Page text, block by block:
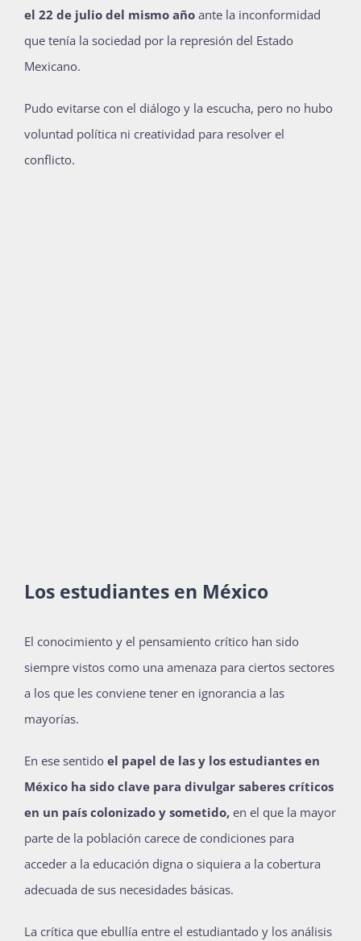
Bienvenida generación 2027-1
el 22 de julio del mismo año ante la inconformidad
que tenía la sociedad por la represión del Estado
Mexicano.
Pudo evitarse con el diálogo y la escucha, pero no hubo
voluntad política ni creatividad para resolver el
conflicto.
Los estudiantes en México
El conocimiento y el pensamiento crítico han sido
siempre vistos como una amenaza para ciertos sectores
a los que les conviene tener en ignorancia a las
mayorías.
En ese sentido el papel de las y los estudiantes en
México ha sido clave para divulgar saberes críticos
en un país colonizado y sometido, en el que la mayor
parte de la población carece de condiciones para
acceder a la educación digna o siquiera a la cobertura
adecuada de sus necesidades básicas.
La crítica que ebullía entre el estudiantado y los análisis